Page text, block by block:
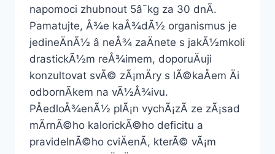
napomoci zhubnout 5â¯kg za 30 dnÃ­.
Pamatujte, Å¾e kaÅ¾dÃ½ organismus je
jedineÄnÃ½ â neÅ¾ zaÄnete s jakÃ½mkoli
drastickÃ½m reÅ¾imem, doporuÄuji
konzultovat svÃ© zÃ¡mÄry s lÃ©kaÅem Äi
odbornÃ­kem na vÃ½Å¾ivu.
PÅedloÅ¾enÃ½ plÃ¡n vychÃ¡zÃ­ ze zÃ¡sad
mÃ­rnÃ©ho kalorickÃ©ho deficitu a
pravidelnÃ©ho cviÄenÃ­, kterÃ© vÃ¡m